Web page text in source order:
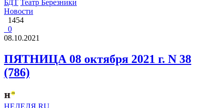
БДТ Театр Березники
Новости
1454
0
08.10.2021
ПЯТНИЦА 08 октября 2021 г. N 38
(786)